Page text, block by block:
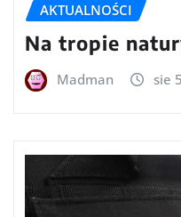
AKTUALNOŚCI
Na tropie
Madman sie